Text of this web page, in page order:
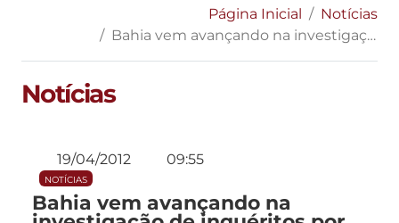
Página Inicial
Notícias
Bahia vem avançando na investigação de inquéritos por homicídio
Notícias
19/04/2012 09:55
NOTÍCIAS
Bahia vem avançando na